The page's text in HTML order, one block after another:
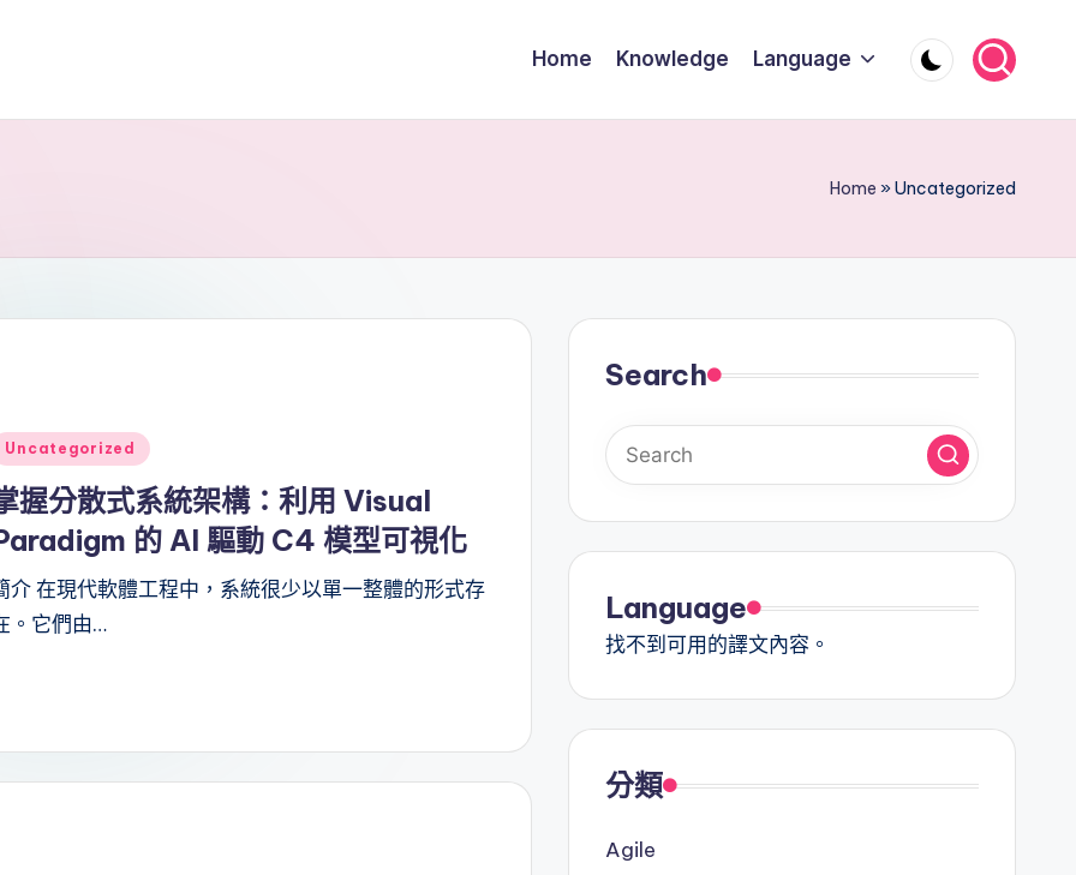
Home Knowledge Language
Home »Uncategorized
Uncategorized
握分散式系統架構：利用 Visual
的 AI 驅動 C4 模型可視化
介 在現代軟體工程中，系統很少以單一整體的形式存
。它們由…
Search
Language
找不到可用的譯文內容。
分類
Agile